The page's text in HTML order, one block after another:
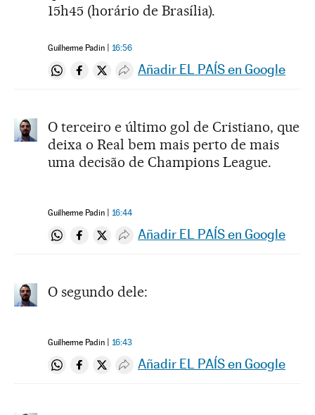
15h45 (horário de Brasília).
Guilherme Padin 16:56
Compartir en Whatsapp
Compartir en Facebook
Compartir en Twitter
Desplegar Redes Sociales
Añadir EL PAÍS en Google
O terceiro e último gol de Cristiano, que
deixa o Real bem mais perto de mais
uma decisão de Champions League.
Guilherme Padin 16:44
Compartir en Whatsapp
Compartir en Facebook
Compartir en Twitter
Desplegar Redes Sociales
Añadir EL PAÍS en Google
O segundo dele:
Guilherme Padin 16:43
Compartir en Whatsapp
Compartir en Facebook
Compartir en Twitter
Desplegar Redes Sociales
Añadir EL PAÍS en Google